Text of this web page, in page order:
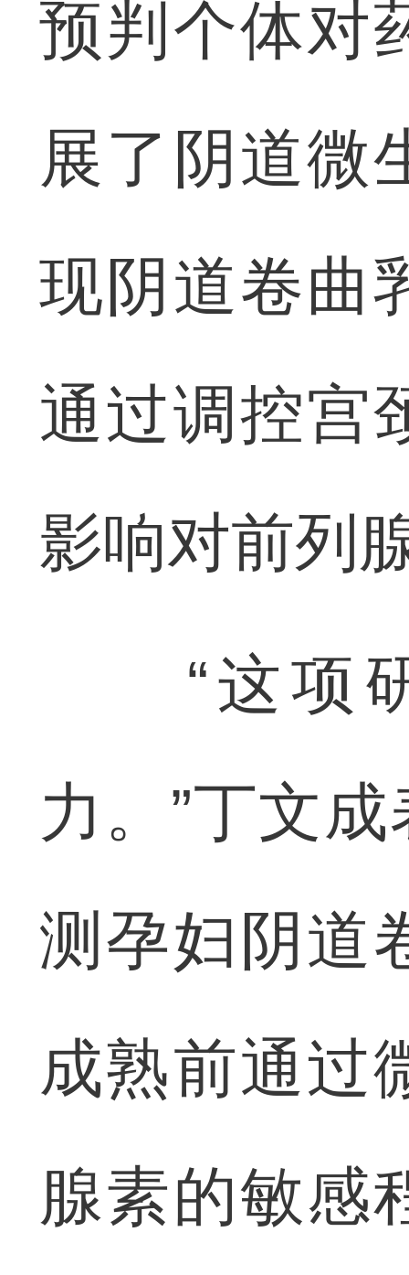
预判个体对
展了阴道微
现阴道卷曲
通过调控宫
影响对前列
“这项研
力。”丁文
测孕妇阴道
成熟前通过
腺素的敏感